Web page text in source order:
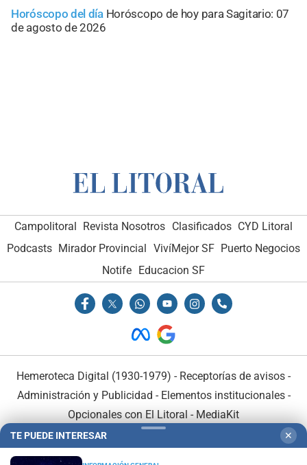
Horóscopo del día Horóscopo de hoy para Sagitario: 07
de agosto de 2026
Campolitoral Revista Nosotros Clasificados CYD Litoral
Podcasts Mirador Provincial VivíMejor SF Puerto Negocios
Notife Educacion SF
Hemeroteca Digital (1930-1979) - Receptorías de avisos -
Administración y Publicidad - Elementos institucionales-
Opcionales con El Litoral - MediaKit
TE PUEDE INTERESAR ✕